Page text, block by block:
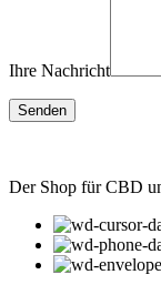
Ihre Nachricht
Der Shop für CBD